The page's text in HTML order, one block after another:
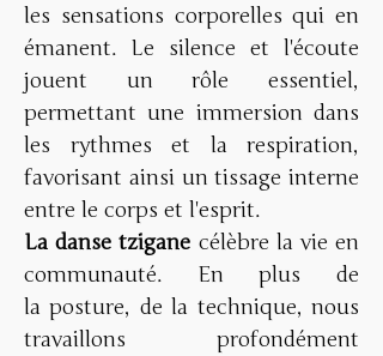
les sensations corporelles qui en
émanent. Le silence et l'écoute
jouent un rôle essentiel,
permettant une immersion dans
les rythmes et la respiration,
favorisant ainsi un tissage interne
entre le corps et l'esprit.
La danse tzigane célèbre la vie en
communauté. En plus de
la posture, de la technique, nous
travaillons profondément